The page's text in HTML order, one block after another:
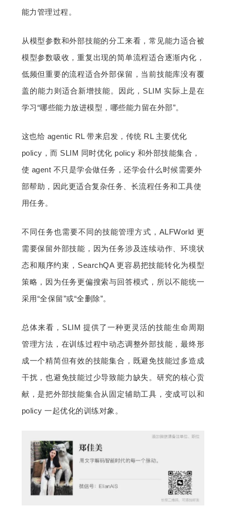
能力管理过程。
从模型参数和外部技能的分工来看，常见能力适合被
模型参数吸收，重复出现的简单流程适合逐渐内化，
低频但重要的流程适合外部保留，当前技能库没有覆
盖的能力则适合新增技能。因此，SLIM 实际上是在
学习“哪些能力放进模型，哪些能力留在外部”。
这也给 agentic RL 带来启发，传统 RL 主要优化
policy，而 SLIM 同时优化 policy 和外部技能集合，
使 agent 不只是学会做任务，还学会什么时候需要外
部帮助，因此更适合复杂任务、长流程任务和工具使
用任务。
不同任务也需要不同的技能管理方式，ALFWorld 更
需要保留外部技能，因为任务涉及连续动作、环境状
态和顺序约束，SearchQA 更容易把技能转化为模型
策略，因为任务更偏搜索与回答模式，所以不能统一
采用“全保留”或“全删除”。
总体来看，SLIM 提供了一种更灵活的技能生命周期
管理方法，在训练过程中动态调整外部技能，最终形
成一个精简但有效的技能集合，既避免技能过多造成
干扰，也避免技能过少导致能力缺失。研究的核心贡
献，是把外部技能集合从固定辅助工具，变成可以和
policy 一起优化的训练对象。